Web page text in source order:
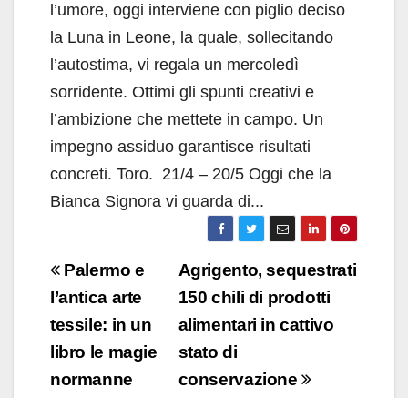
l’umore, oggi interviene con piglio deciso
la Luna in Leone, la quale, sollecitando
l’autostima, vi regala un mercoledì
sorridente. Ottimi gli spunti creativi e
l’ambizione che mettete in campo. Un
impegno assiduo garantisce risultati
concreti. Toro. 21/4 – 20/5 Oggi che la
Bianca Signora vi guarda di...
Navigazione
articoli
Agrigento, sequestrati
150 chili di prodotti
alimentari in cattivo
stato di
conservazione
Palermo e
l’antica arte
tessile: in un
libro le magie
normanne